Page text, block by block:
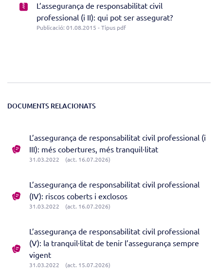
L’assegurança de responsabilitat civil
professional (i II): qui pot ser assegurat?
Publicació: 01.08.2015 - Tipus pdf
DOCUMENTS RELACIONATS
L’assegurança de responsabilitat civil professional (i
III): més cobertures, més tranquil·litat
31.03.2022 (act. 16.07.2026)
L’assegurança de responsabilitat civil professional
(IV): riscos coberts i exclosos
31.03.2022 (act. 16.07.2026)
L’assegurança de responsabilitat civil professional
(V): la tranquil·litat de tenir l’assegurança sempre
vigent
31.03.2022 (act. 15.07.2026)